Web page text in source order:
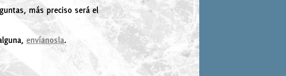
más preciso será el
envíanosla.